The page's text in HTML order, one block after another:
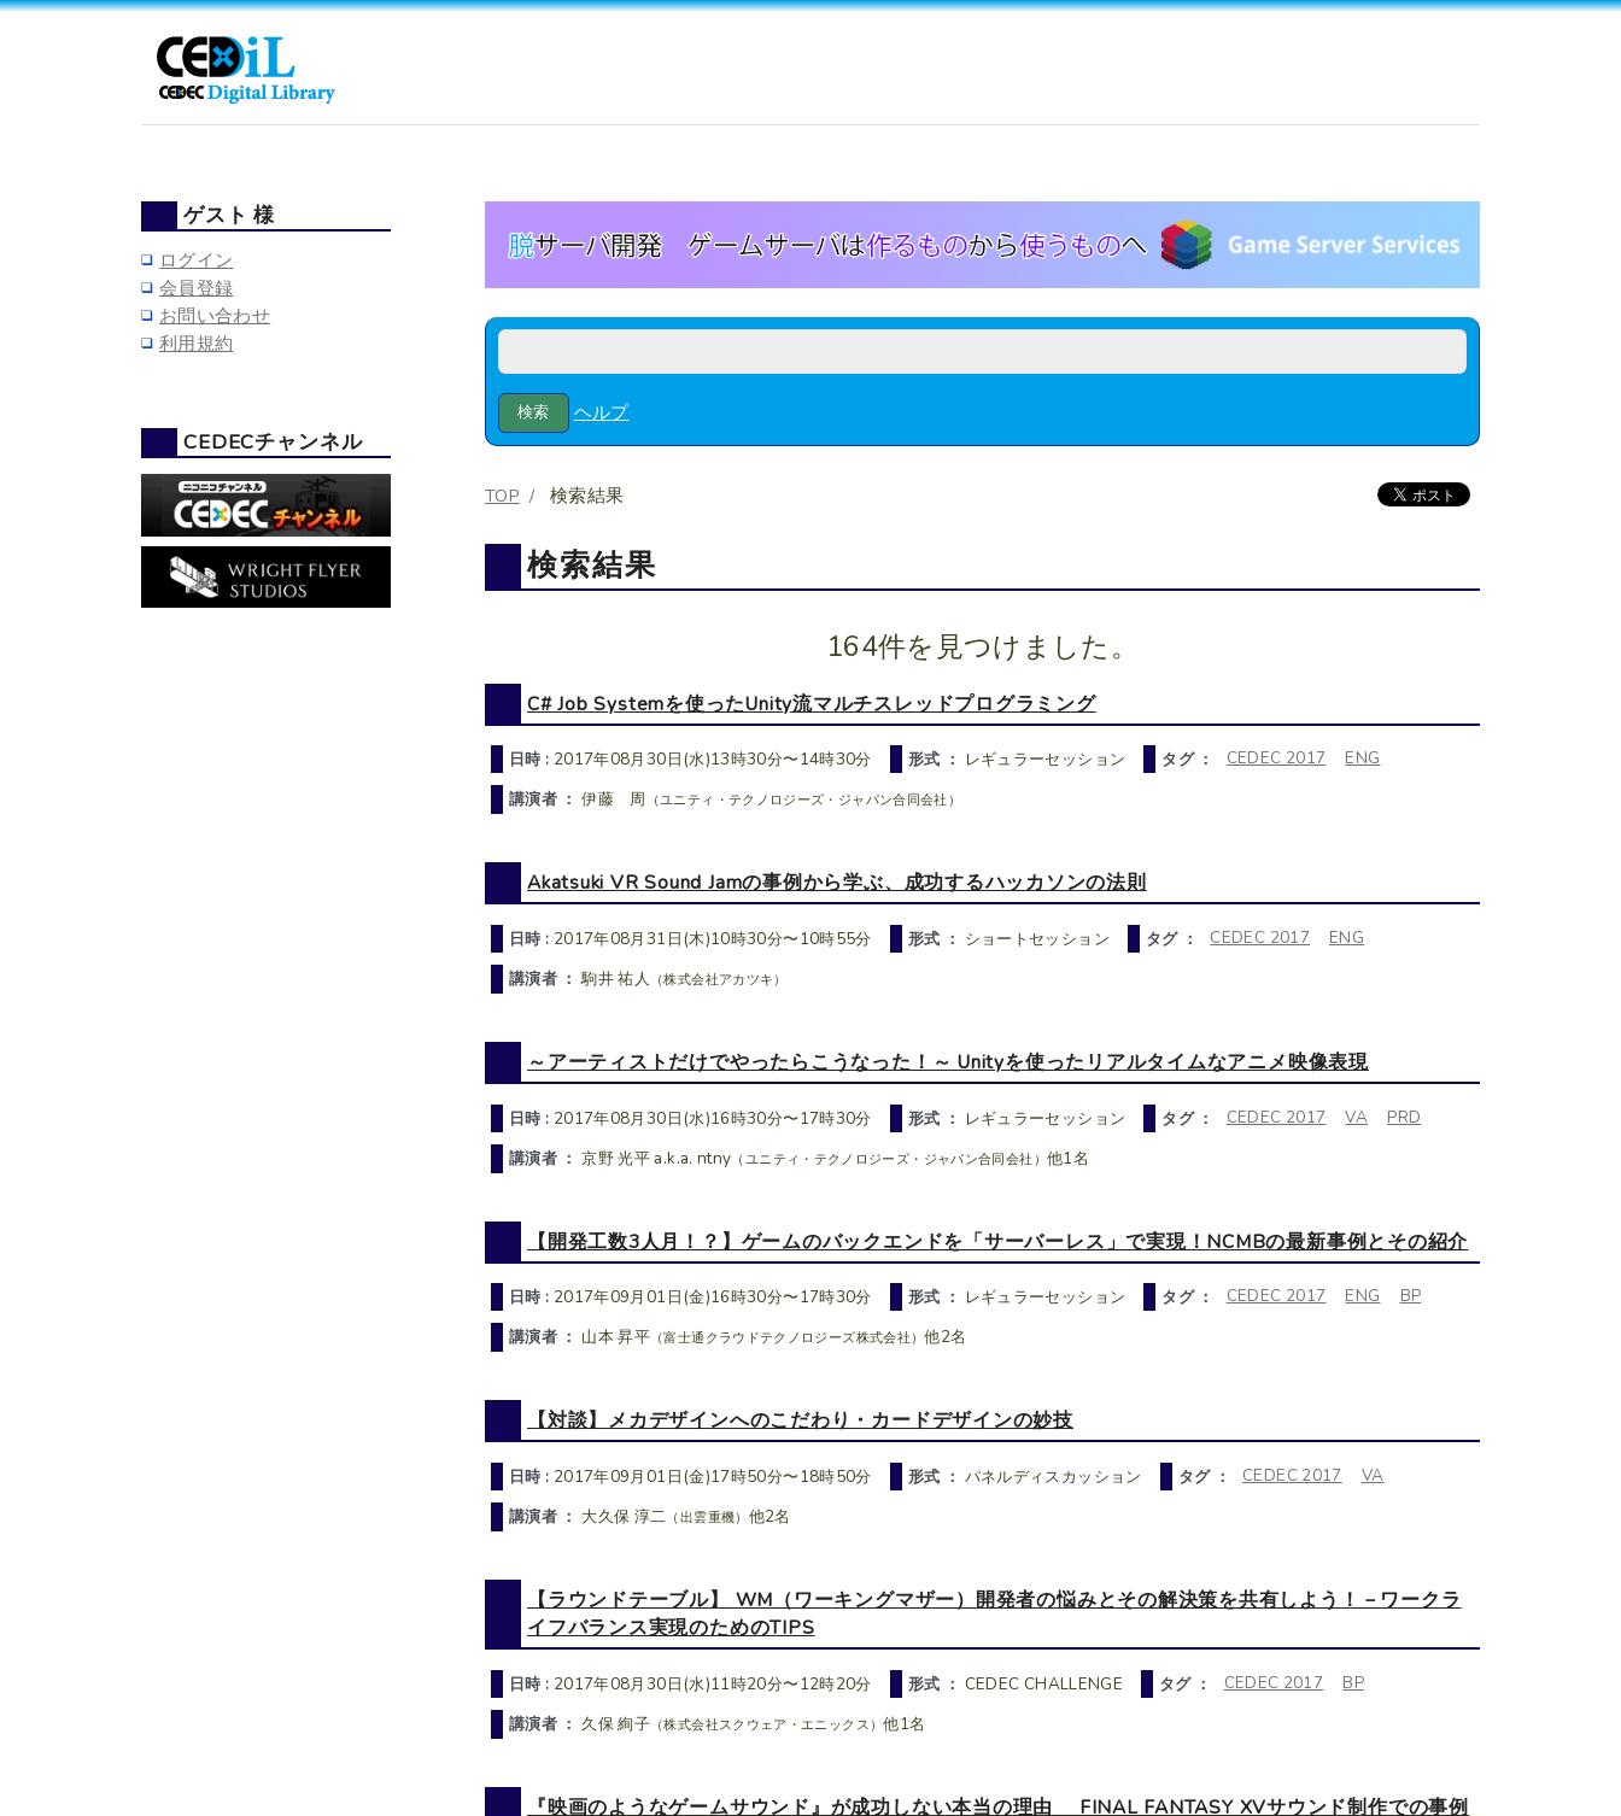
ヘルプ
TOP 検索結果
検索結果
164件を見つけました。
C# Job Systemを使ったUnity流マルチスレッドプログラミング
日時 : 2017年08月30日(水)13時30分〜14時30分 形式 ： レギュラーセッション タグ ： CEDEC 2017
ENG
講演者 ：伊藤 周 （ユニティ・テクノロジーズ・ジャパン合同会社）
Akatsuki VR Sound Jamの事例から学ぶ、成功するハッカソンの法則
日時 : 2017年08月31日(木)10時30分〜10時55分 形式 ： ショートセッション タグ ： CEDEC 2017
ENG
講演者 ：駒井 祐人 （株式会社アカツキ）
～アーティストだけでやったらこうなった！～ Unityを使ったリアルタイムなアニメ映像表現
日時 : 2017年08月30日(水)16時30分〜17時30分 形式 ： レギュラーセッション タグ ： CEDEC 2017 VA
PRD
講演者 ：京野 光平 a.k.a. ntny （ユニティ・テクノロジーズ・ジャパン合同会社） 他1名
【開発工数3人月！？】ゲームのバックエンドを「サーバーレス」で実現！NCMBの最新事例とその紹介
日時 : 2017年09月01日(金)16時30分〜17時30分 形式 ： レギュラーセッション タグ ： CEDEC 2017 ENG
BP
講演者 ： 山本 昇平 （富士通クラウドテクノロジーズ株式会社）他2名
【対談】メカデザインへのこだわり・カードデザインの妙技
日時 : 2017年09月01日(金)17時50分〜18時50分 形式 ： パネルディスカッション タグ ： CEDEC 2017
VA
講演者 ：大久保 淳二 （出雲重機） 他2名
【ラウンドテーブル】 WM（ワーキングマザー）開発者の悩みとその解決策を共有しよう！－ワークラ
イフバランス実現のためのTIPS
日時 : 2017年08月30日(水)11時20分〜12時20分 形式 ： CEDEC CHALLENGE タグ ： CEDEC 2017
BP
講演者 ： 久保 絢子 （株式会社スクウェア・エニックス）他1名
『映画のようなゲームサウンド』が成功しない本当の理由 FINAL FANTASY XVサウンド制作での事例
ゲスト 様
ログイン
会員登録
お問い合わせ
利用規約
CEDECチャンネル